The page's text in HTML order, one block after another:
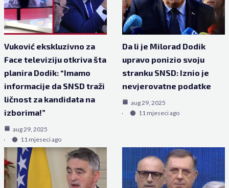
Vuković ekskluzivno za
Face televiziju otkriva šta
planira Dodik: “Imamo
informacije da SNSD traži
ličnost za kandidata na
izborima!”
aug 29, 2025
11 mjeseci ago
Da li je Milorad Dodik
upravo ponizio svoju
stranku SNSD: Iznio je
nevjerovatne podatke
aug 29, 2025
11 mjeseci ago